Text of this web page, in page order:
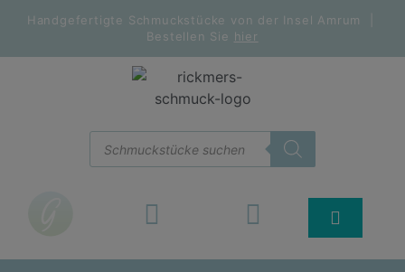
Handgefertigte Schmuckstücke von der Insel Amrum |
Bestellen Sie hier